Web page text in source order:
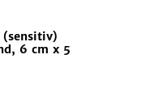
(sensitiv)
6 cm x 5